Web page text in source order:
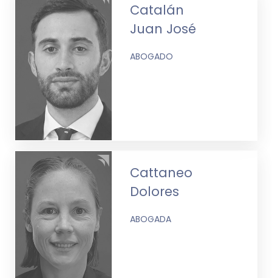
Catalán
Juan José
ABOGADO
Cattaneo
Dolores
ABOGADA